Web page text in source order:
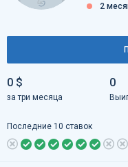
2
0 $
за три месяца
0
Последние 10 ставок